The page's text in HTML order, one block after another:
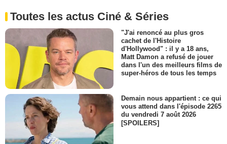
Toutes les actus Ciné & Séries
"J'ai renoncé au plus gros
cachet de l'Histoire
d'Hollywood" : il y a 18 ans,
Matt Damon a refusé de jouer
dans l'un des meilleurs films de
super-héros de tous les temps
Demain nous appartient : ce qui
vous attend dans l'épisode 2265
du vendredi 7 août 2026
[SPOILERS]